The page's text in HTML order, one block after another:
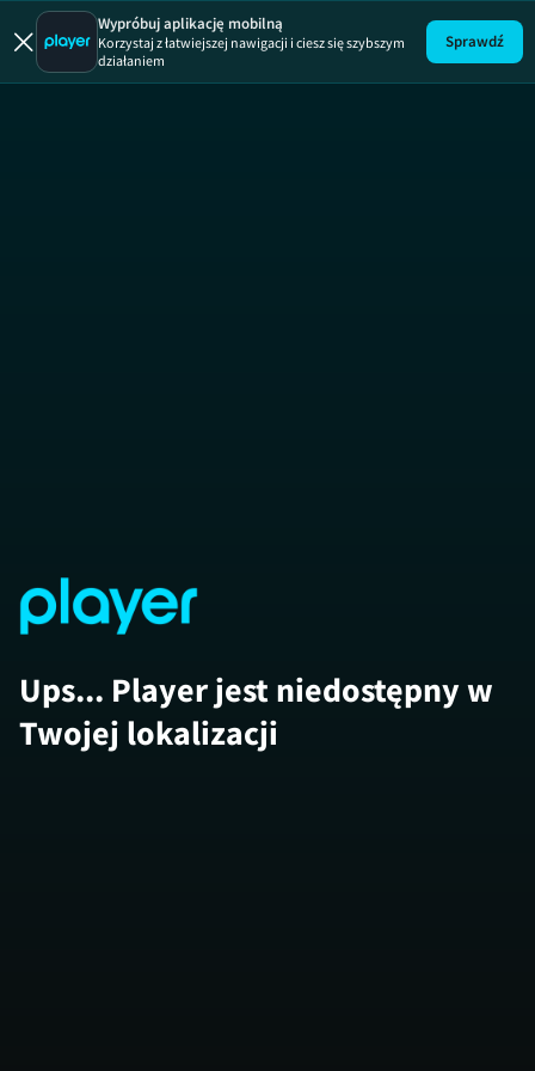
Wypróbuj aplikację mobilną
Korzystaj z łatwiejszej nawigacji i ciesz się szybszym
działaniem
Sprawdź
Ups... Player jest niedostępny w
Twojej lokalizacji